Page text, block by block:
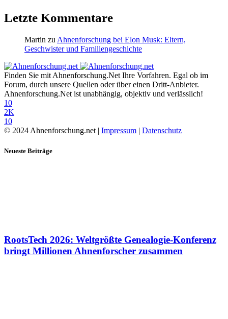
Letzte Kommentare
Martin zuAhnenforschung bei Elon Musk: Eltern,
Geschwister und Familiengeschichte
Finden Sie mit Ahnenforschung.Net Ihre Vorfahren. Egal ob im
Forum, durch unsere Quellen oder über einen Dritt-Anbieter.
Ahnenforschung.Net ist unabhängig, objektiv und verlässlich!
10
2K
10
© 2024 Ahnenforschung.net | Impressum Datenschutz
Neueste Beiträge
RootsTech 2026: Weltgrößte Genealogie-Konferenz
bringt Millionen Ahnenforscher zusammen